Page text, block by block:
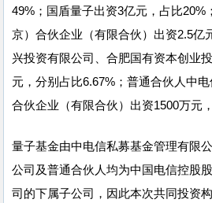
49%；国盾量子出资3亿元，占比20%
京）合伙企业（有限合伙）出资2.5亿
兴投资有限公司、合肥国有资本创业
元，分别占比6.67%；普通合伙人中
合伙企业（有限合伙）出资1500万元
量子基金由中电信私募基金管理有限
公司及普通合伙人均为中国电信控股
司的下属子公司，因此本次共同投资